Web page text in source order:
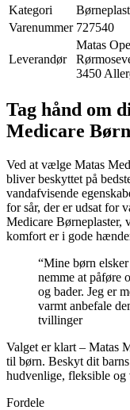
Kategori
Varenummer 727540
Leverandør
Matas
3450
Tag hånd om
Medicare
Ved at vælge Matas
bliver beskyttet på
vandafvisende
for sår, der er udsat for
Medicare Børneplaster,
komfort er i gode
“Mine børn
nemme at påføre
og bader. Jeg er
varmt anbefale
tvillinger
Valget er klart – Matas
til børn. Beskyt dit
hudvenlige, fleksible og
Fordele